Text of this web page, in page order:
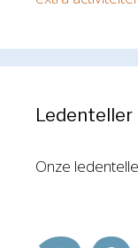
Ledenteller
Onze